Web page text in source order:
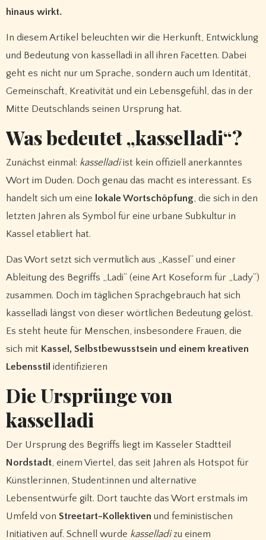
hinaus wirkt.
In diesem Artikel beleuchten wir die Herkunft, Entwicklung
und Bedeutung von kasselladi in all ihren Facetten. Dabei
geht es nicht nur um Sprache, sondern auch um Identität,
Gemeinschaft, Kreativität und ein Lebensgefühl, das in der
Mitte Deutschlands seinen Ursprung hat.
Was bedeutet „kasselladi“?
Zunächst einmal: kasselladiist kein offiziell anerkanntes
Wort im Duden. Doch genau das macht es interessant. Es
handelt sich um eine lokale Wortschöpfung, die sich in den
letzten Jahren als Symbol für eine urbane Subkultur in
Kassel etabliert hat.
Das Wort setzt sich vermutlich aus „Kassel“ und einer
Ableitung des Begriffs „Ladi“ (eine Art Koseform für „Lady“)
zusammen. Doch im täglichen Sprachgebrauch hat sich
kasselladi längst von dieser wörtlichen Bedeutung gelöst.
Es steht heute für Menschen, insbesondere Frauen, die
sich mit Kassel, Selbstbewusstsein und einem kreativen
Lebensstil identifizieren
Die Ursprünge von
kasselladi
Der Ursprung des Begriffs liegt im Kasseler Stadtteil
Nordstadt, einem Viertel, das seit Jahren als Hotspot für
Künstler:innen, Student:innen und alternative
Lebensentwürfe gilt. Dort tauchte das Wort erstmals im
Umfeld von Streetart-Kollektiven und feministischen
Initiativen auf. Schnell wurde kasselladizu einem